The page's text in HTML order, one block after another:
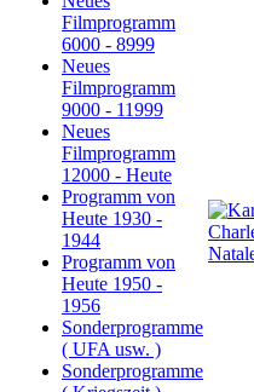
Filmprogramm
6000 - 8999
Neues
Filmprogramm
9000 - 11999
Neues
Filmprogramm
12000 - Heute
Programm von
Heute 1930 -
1944
Programm von
Heute 1950 -
1956
Sonderprogramme
( UFA usw. )
Sonderprogramme